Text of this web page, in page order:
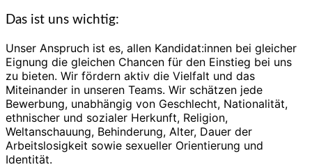
Das ist uns wichtig:
Unser Anspruch ist es, allen Kandidat:innen bei gleicher
Eignung die gleichen Chancen für den Einstieg bei uns
zu bieten. Wir fördern aktiv die Vielfalt und das
Miteinander in unseren Teams. Wir schätzen jede
Bewerbung, unabhängig von Geschlecht, Nationalität,
ethnischer und sozialer Herkunft, Religion,
Weltanschauung, Behinderung, Alter, Dauer der
Arbeitslosigkeit sowie sexueller Orientierung und
Identität.